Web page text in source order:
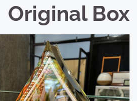
Original Box